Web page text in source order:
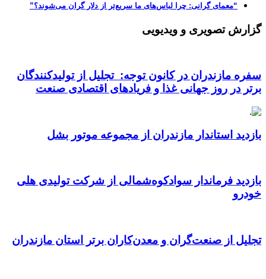
“معمای گرانی: چرا لباس‌های ما سریع‌تر از دلار گران می‌شوند؟”
گزارش تصویری و ویدیویی
سفره مازندران در کانون توجه: تجلیل از تولیدکنندگان
برتر در روز جهانی غذا و فریادهای اقتصادی صنعت
بازدید استاندار مازندران از مجموعه موتور بشل
بازدید فرماندار سوادکوه‌شمالی از شرکت تولیدی هلی
خودرو
تجلیل از صنعت‌گران و معدن‌کاران برتر استان مازندران